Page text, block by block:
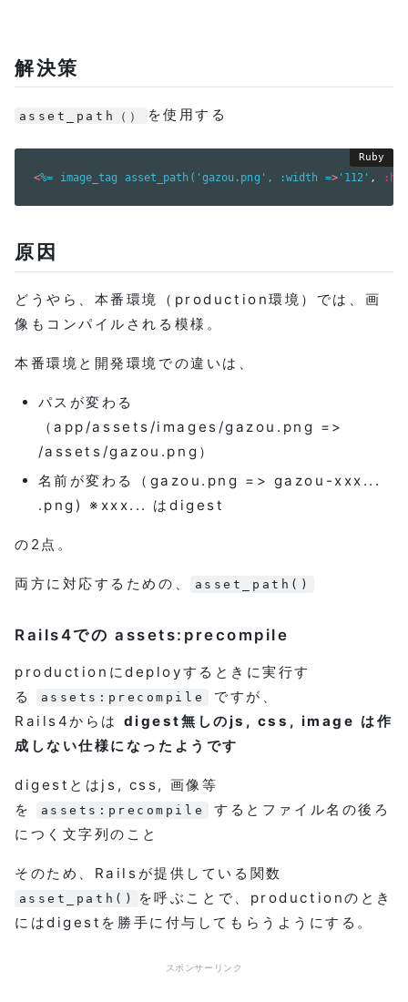
解決策
asset_path（） を使用する
<%= image_tag asset_path('gazou.png', :width =>'112' ,
原因
どうやら、本番環境（production環境）では、画
像もコンパイルされる模様。
本番環境と開発環境での違いは、
パスが変わる
（app/assets/images/gazou.png =>
/assets/gazou.png）
名前が変わる（gazou.png => gazou-xxx...
.png) ※xxx... はdigest
の2点。
両方に対応するための、 asset_path()
Rails4での assets:precompile
productionにdeployするときに実行す
る
assets:precompile
ですが、
Rails4からは digest無しのjs, css, image は作
成しない仕様になったようです
digestとはjs, css, 画像等
を
assets:precompile
するとファイル名の後ろ
につく文字列のこと
そのため、Railsが提供している関数
asset_path()
を呼ぶことで、productionのとき
にはdigestを勝手に付与してもらうようにする。
スポンサーリンク